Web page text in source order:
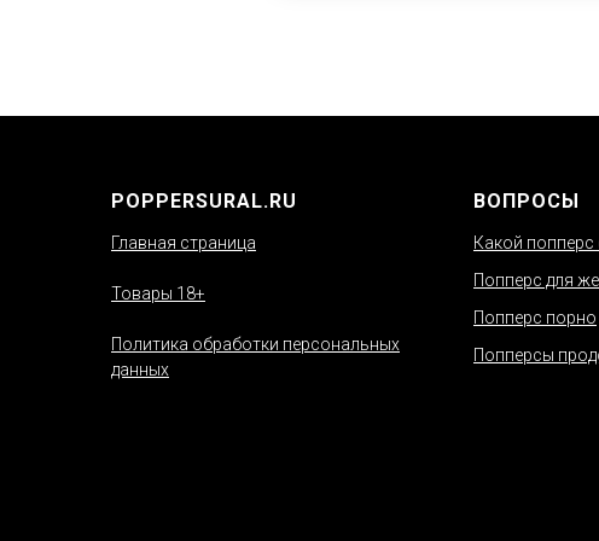
POPPERSURAL.RU
Главная страница
Товары 18+
Политика обработки персональных
данных
ВОПРОСЫ
Какой
Попперс для
Попперс порно
Попперсы